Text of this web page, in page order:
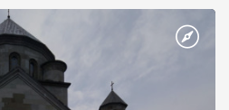
став Василем-християнином.
На честь Херсонесу Таврійського